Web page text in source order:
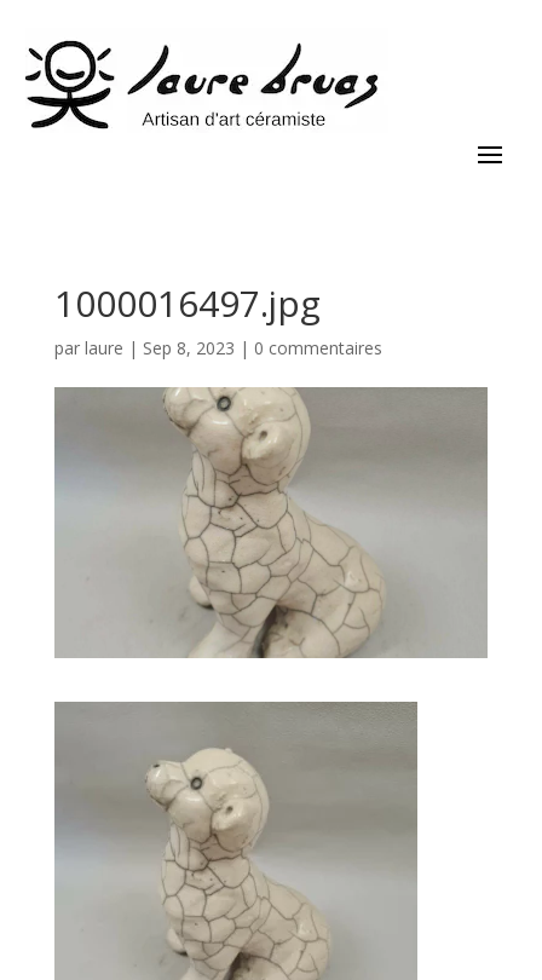
1000016497.jpg
par laure | Sep 8, 2023 | 0 commentaires